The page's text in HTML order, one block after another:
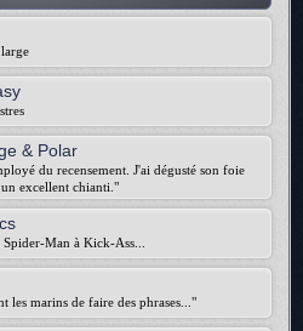
& Polar
du recensement. J'ai dégusté son foie
un excellent chianti."
Man à Kick-Ass...
les marins de faire des phrases..."